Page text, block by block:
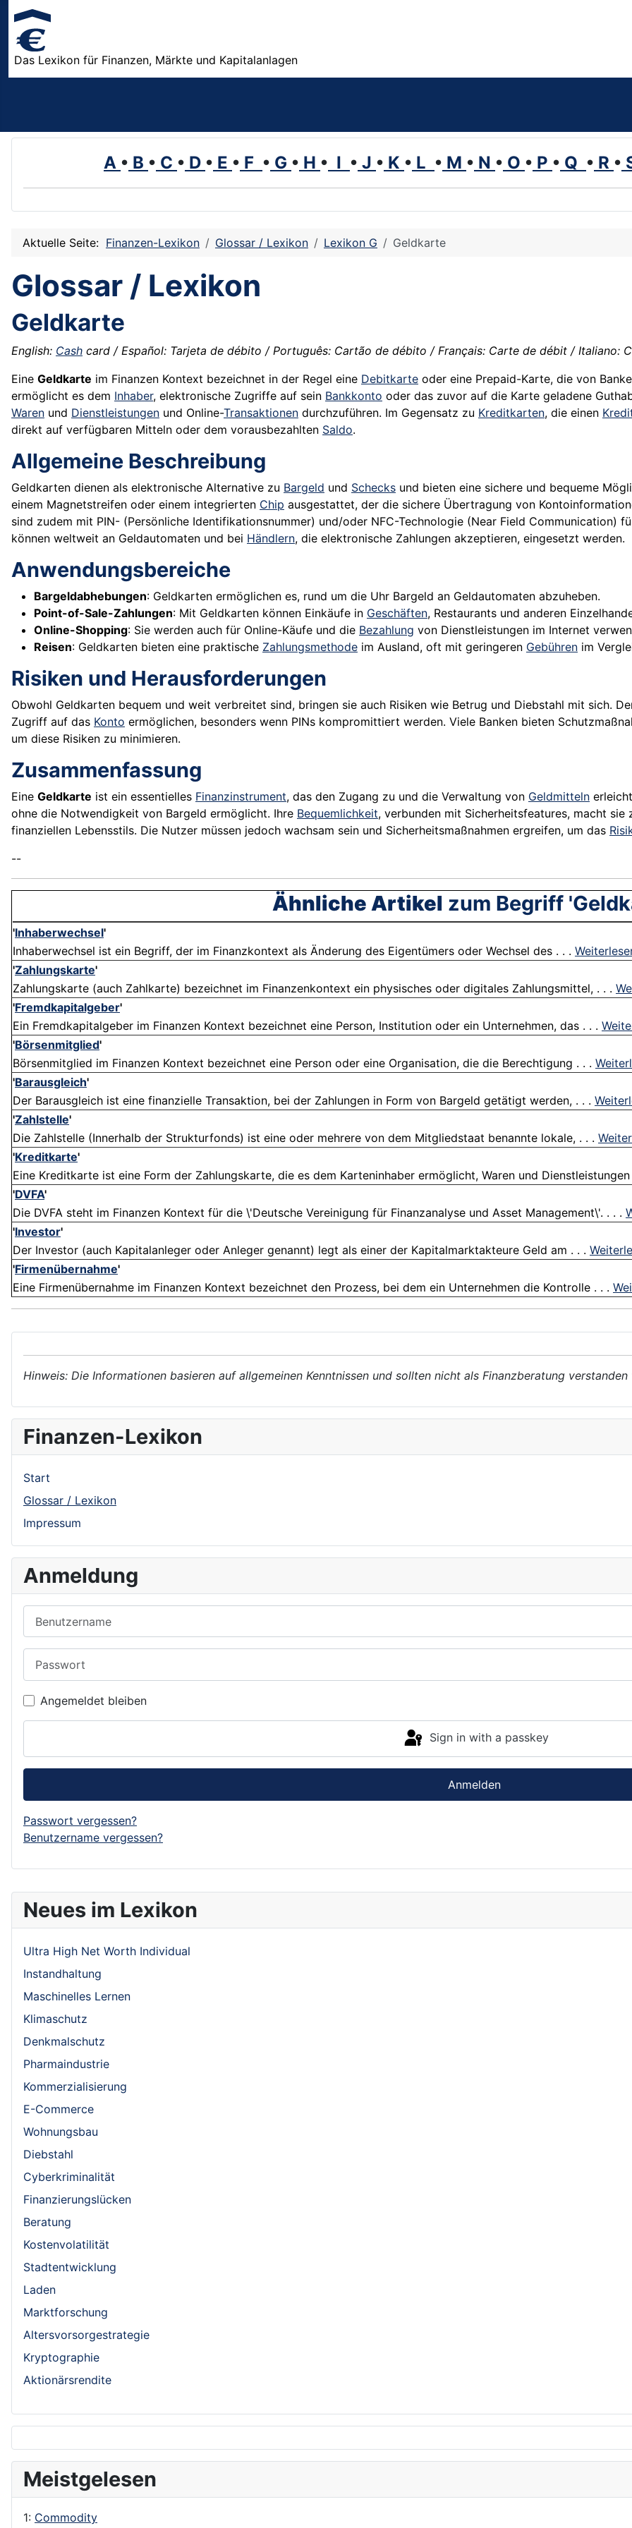
Das Lexikon für Finanzen, Märkte und Kapitalanlagen
A • B • C • D • E • F • G • H • I • J • K • L • M • N • O • P • Q • R •
Neues im Lexikon
Ultra High Net Worth Individual
Instandhaltung
Maschinelles Lernen
Klimaschutz
Denkmalschutz
Pharmaindustrie
Kommerzialisierung
E-Commerce
Wohnungsbau
Diebstahl
Cyberkriminalität
Finanzierungslücken
Beratung
Kostenvolatilität
Stadtentwicklung
Laden
Marktforschung
Altersvorsorgestrategie
Kryptographie
Aktionärsrendite
Meistgelesen
1: Commodity
Aktuelle Seite: Finanzen-Lexikon Glossar / Lexikon Lexikon G Geldkarte
Glossar / Lexikon
Geldkarte
English: Cash card / Español: Tarjeta de débito / Português: Cartão de débito / Français: Carte de débit / Italiano:
Eine Geldkarte im Finanzen Kontext bezeichnet in der Regel eine Debitkarte oder eine Prepaid-Karte, die von
ermöglicht es dem Inhaber, elektronische Zugriffe auf sein Bankkonto oder das zuvor auf die Karte geladene
Waren und Dienstleistungen und Online-Transaktionen durchzuführen. Im Gegensatz zu Kreditkarten, die einen
direkt auf verfügbaren Mitteln oder dem vorausbezahlten Saldo.
Allgemeine Beschreibung
Geldkarten dienen als elektronische Alternative zu Bargeld und Schecks und bieten eine sichere und bequeme
einem Magnetstreifen oder einem integrierten Chip ausgestattet, der die sichere Übertragung von
sind zudem mit PIN- (Persönliche Identifikationsnummer) und/oder NFC-Technologie (Near Field Communication)
können weltweit an Geldautomaten und bei Händlern, die elektronische Zahlungen akzeptieren, eingesetzt werden.
Anwendungsbereiche
Bargeldabhebungen: Geldkarten ermöglichen es, rund um die Uhr Bargeld an Geldautomaten abzuheben.
Point-of-Sale-Zahlungen: Mit Geldkarten können Einkäufe in Geschäften, Restaurants und anderen
Online-Shopping: Sie werden auch für Online-Käufe und die Bezahlung von Dienstleistungen im Internet
Reisen: Geldkarten bieten eine praktische Zahlungsmethode im Ausland, oft mit geringeren Gebühren im
Risiken und Herausforderungen
Obwohl Geldkarten bequem und weit verbreitet sind, bringen sie auch Risiken wie Betrug und Diebstahl mit sich.
Zugriff auf das Konto ermöglichen, besonders wenn PINs kompromittiert werden. Viele Banken bieten
um diese Risiken zu minimieren.
Zusammenfassung
Eine Geldkarte ist ein essentielles Finanzinstrument, das den Zugang zu und die Verwaltung von Geldmitteln
ohne die Notwendigkeit von Bargeld ermöglicht. Ihre Bequemlichkeit, verbunden mit Sicherheitsfeatures, macht
finanziellen Lebensstils. Die Nutzer müssen jedoch wachsam sein und Sicherheitsmaßnahmen ergreifen, um das
--
Ähnliche Artikel zum Begriff
'Inhaberwechsel'
Inhaberwechsel ist ein Begriff, der im Finanzkontext als Änderung des Eigentümers oder Wechsel des . . .
'Zahlungskarte'
Zahlungskarte (auch Zahlkarte) bezeichnet im Finanzenkontext ein physisches oder digitales Zahlungsmittel, . . .
'Fremdkapitalgeber'
Ein Fremdkapitalgeber im Finanzen Kontext bezeichnet eine Person, Institution oder ein Unternehmen, das . . .
'Börsenmitglied'
Börsenmitglied im Finanzen Kontext bezeichnet eine Person oder eine Organisation, die die Berechtigung . . .
'Barausgleich'
Der Barausgleich ist eine finanzielle Transaktion, bei der Zahlungen in Form von Bargeld getätigt werden, . . .
'Zahlstelle'
Die Zahlstelle (Innerhalb der Strukturfonds) ist eine oder mehrere von dem Mitgliedstaat benannte lokale, . . .
'Kreditkarte'
Eine Kreditkarte ist eine Form der Zahlungskarte, die es dem Karteninhaber ermöglicht, Waren und Dienstleistungen
'DVFA'
Die DVFA steht im Finanzen Kontext für die \'Deutsche Vereinigung für Finanzanalyse und Asset Management\'. . . .
'Investor'
Der Investor (auch Kapitalanleger oder Anleger genannt) legt als einer der Kapitalmarktakteure Geld am . . .
'Firmenübernahme'
Eine Firmenübernahme im Finanzen Kontext bezeichnet den Prozess, bei dem ein Unternehmen die Kontrolle . . .
Hinweis: Die Informationen basieren auf allgemeinen Kenntnissen und sollten nicht als Finanzberatung verstanden
Finanzen-Lexikon
Start
Glossar / Lexikon
Impressum
Anmeldung
Angemeldet bleiben
Sign in with a passkey
Anmelden
Passwort vergessen?
Benutzername vergessen?